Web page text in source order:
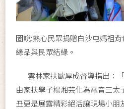
圖說:熱心民眾捐贈白沙屯媽祖
緣品與民眾結緣。
雲林家扶歐厚成督導指出：
由家扶學子楊湘芸化為電音三太
丑更是展露精彩絕活讓現場小朋